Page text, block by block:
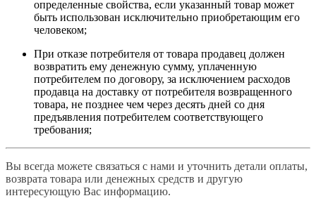
определенные свойства, если указанный товар может
быть использован исключительно приобретающим его
человеком;
При отказе потребителя от товара продавец должен
возвратить ему денежную сумму, уплаченную
потребителем по договору, за исключением расходов
продавца на доставку от потребителя возвращенного
товара, не позднее чем через десять дней со дня
предъявления потребителем соответствующего
требования;
Вы всегда можете связаться с нами и уточнить детали оплаты,
возврата товара или денежных средств и другую
интересующую Вас информацию.